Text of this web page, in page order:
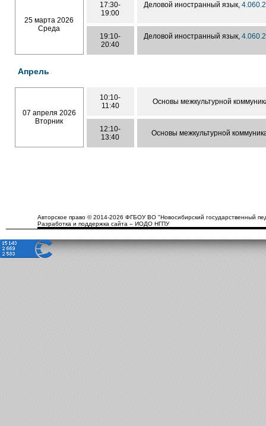
25 марта 2026
Среда
17:30-
19:00
Деловой иностранный язык,
19:10-
20:40
Деловой иностранный язык,
Апрель
07 апреля 2026
Вторник
10:10-
11:40
Основы межкультурной
12:10-
13:40
Основы межкультурной
Авторское право © 2014-2026 ФГБОУ ВО "Новосибирский государственный
Разработка и поддержка сайта – ИОДО НГПУ